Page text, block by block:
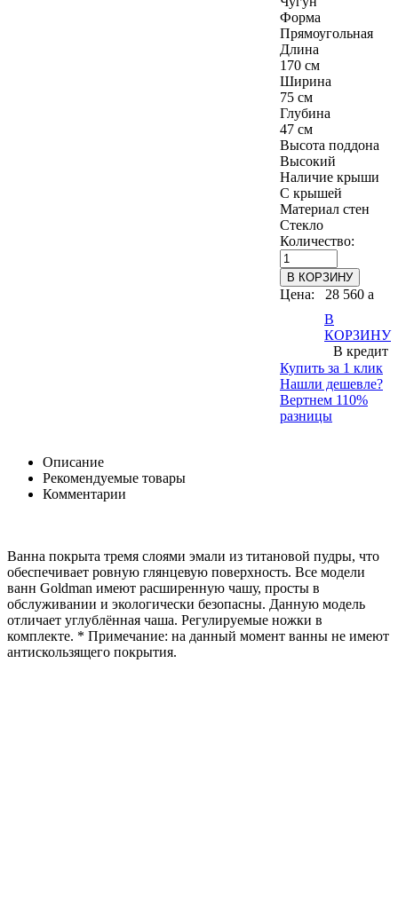
Форма
Прямоугольная
Длина
170 см
Ширина
75 см
Глубина
47 см
Высота поддона
Высокий
Наличие крыши
С крышей
Материал стен
Стекло
Количество:
Цена: 28 560 a
В
КОРЗИНУ
В кредит
Купить за 1 клик
Нашли дешевле?
Вертнем 110%
разницы
Описание
Рекомендуемые товары
Комментарии
Ванна покрыта тремя слоями эмали из титановой пудры, что
обеспечивает ровную глянцевую поверхность. Все модели
ванн Goldman имеют расширенную чашу, просты в
обслуживании и экологически безопасны. Данную модель
отличает углублённая чаша. Регулируемые ножки в
комплекте. * Примечание: на данный момент ванны не имеют
антискользящего покрытия.